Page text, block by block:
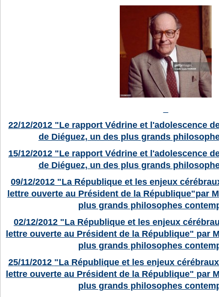
22/12/2012 "Le rapport Védrine et l'adolescence
de Diéguez, un des plus grands
15/12/2012 "Le rapport Védrine et l'adolescence
de Diéguez, un des plus grands
09/12/2012 "La République et les enjeux
lettre ouverte au Président de la République"par
plus grands philosophes
02/12/2012 "La République et les enjeux
lettre ouverte au Président de la République" par
plus grands philosophes
25/11/2012 "La République et les enjeux
lettre ouverte au Président de la République" par
plus grands philosophes